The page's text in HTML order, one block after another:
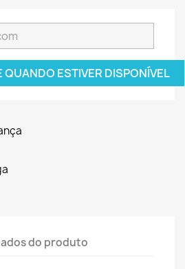
QUANDO ESTIVER DISPONÍVEL
do produto